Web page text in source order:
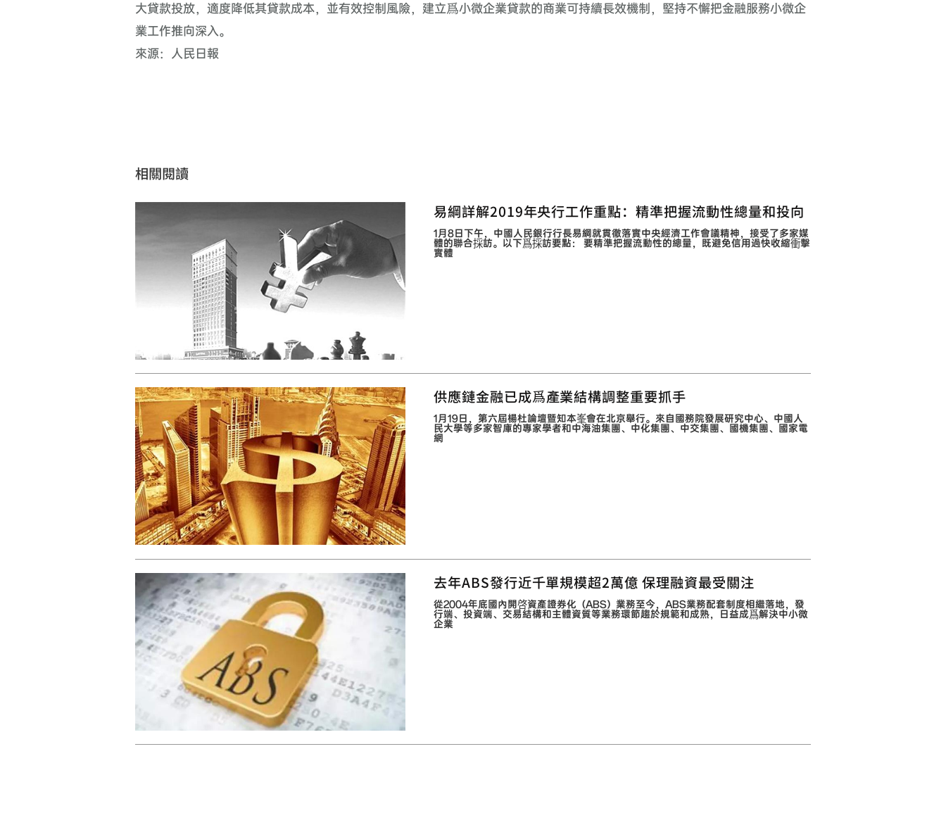
大貸款投放，適度降低其貸款成本，並有效控制風險，建立爲小微企業貸款的商業可持續長效機制，堅持不懈把金融服務小微企
業工作推向深入。
來源：人民日報
相關閱讀
易綱詳解2019年央行工作重點：精準把握流動性總量和投向
1月8日下午，中國人民銀行行長易綱就貫徹落實中央經濟工作會議精神，接受了多家媒
體的聯合採訪。以下爲採訪要點： 要精準把握流動性的總量，既避免信用過快收縮衝擊
實體
供應鏈金融已成爲產業結構調整重要抓手
1月19日，第六屆楊杜論壇暨知本峯會在北京舉行。來自國務院發展研究中心、中國人
民大學等多家智庫的專家學者和中海油集團、中化集團、中交集團、國機集團、國家電
網
去年ABS發行近千單規模超2萬億 保理融資最受關注
從2004年底國內開啓資產證券化（ABS）業務至今，ABS業務配套制度相繼落地，發
行端、投資端、交易結構和主體資質等業務環節趨於規範和成熟，日益成爲解決中小微
企業